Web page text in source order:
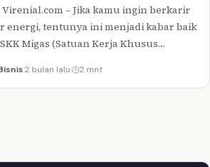
Virenial.com – Jika kamu ingin berkarir
energi, tentunya ini menjadi kabar baik
Migas (Satuan Kerja Khusus
·2 bulan lalu· 2 mnt